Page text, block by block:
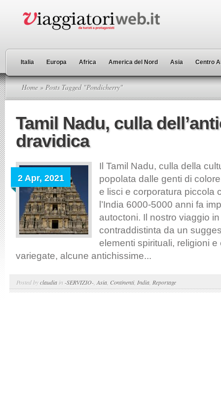
Italia Europa Africa America del Nord Asia Centro
Home » Posts Tagged "Pondicherry"
Tamil Nadu, culla
dravidica
2 Apr, 2021
Il Tamil Nadu, culla della
popolata dalle genti di
e lisci e corporatura piccola
l’India 6000-5000 anni fa
autoctoni. Il nostro viaggio
contraddistinta da un
elementi spirituali, religioni
variegate, alcune antichissime...
Posted byclaudia in -SERVIZIO- Asia Continenti, India Reportage